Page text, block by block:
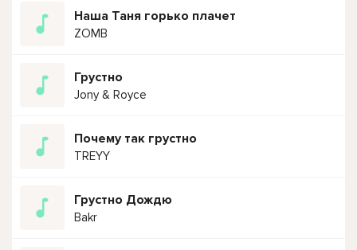
Наша Таня горько плачет
ZOMB
Грустно
Jony & Royce
Почему так грустно
TREYY
Грустно Дождю
Bakr